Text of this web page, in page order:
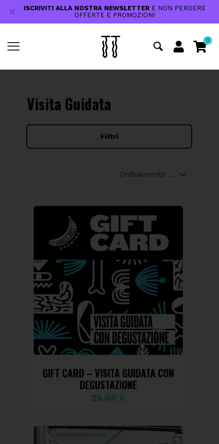
ISCRIVITI ALLA NOSTRA NEWSLETTERE NON PERDERE
OFFERTE E PROMOZIONI
✕
0
Visita Guidata
Filtri
GIFT CARD – VISITA GUIDATA CON
DEGUSTAZIONE
25,00 €